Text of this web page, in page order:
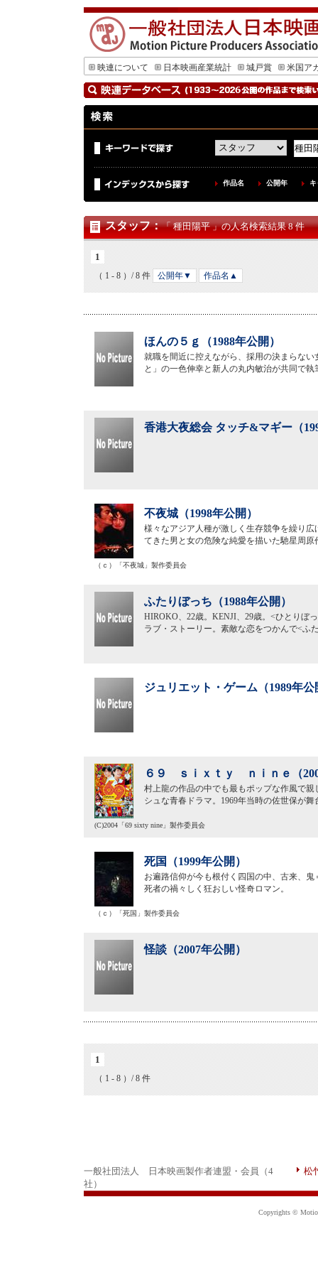
映連について 日本映画産業統計 城戸賞 米国ア
作品名 公開年
スタッフ：「 種田陽平 」の人名検索結果 8 件
1
（ 1 - 8 ）/ 8 件 公開年▼ 作品名▲
ほんの５ｇ（1988年公開）
就職を間近に控えながら、採用の決まらな
と」の一色伸幸と新人の丸内敏治が共同で
香港大夜総会 タッチ&マギー（
不夜城（1998年公開）
様々なアジア人種が激しく生存競争を繰り
てきた男と女の危険な純愛を描いた馳星周
（ｃ）「不夜城」製作委員会
ふたりぼっち（1988年公開）
HIROKO、22歳。KENJI、29歳。<ひとりぼ
ラブ・ストーリー。素敵な恋をつかんで<ふ
ジュリエット・ゲーム（1989年公
６９ ｓｉｘｔｙ ｎｉｎｅ（
村上龍の作品の中でも最もポップな作風で
シュな青春ドラマ。1969年当時の佐世保が
(C)2004「69 sixty nine」製作委員会
死国（1999年公開）
お遍路信仰が今も根付く四国の中、古来、
死者の禍々しく狂おしい怪奇ロマン。
（ｃ）「死国」製作委員会
怪談（2007年公開）
1
（ 1 - 8 ）/ 8 件
一般社団法人 日本映画製作者連盟・会員（4
社）
松
Copyrights ©